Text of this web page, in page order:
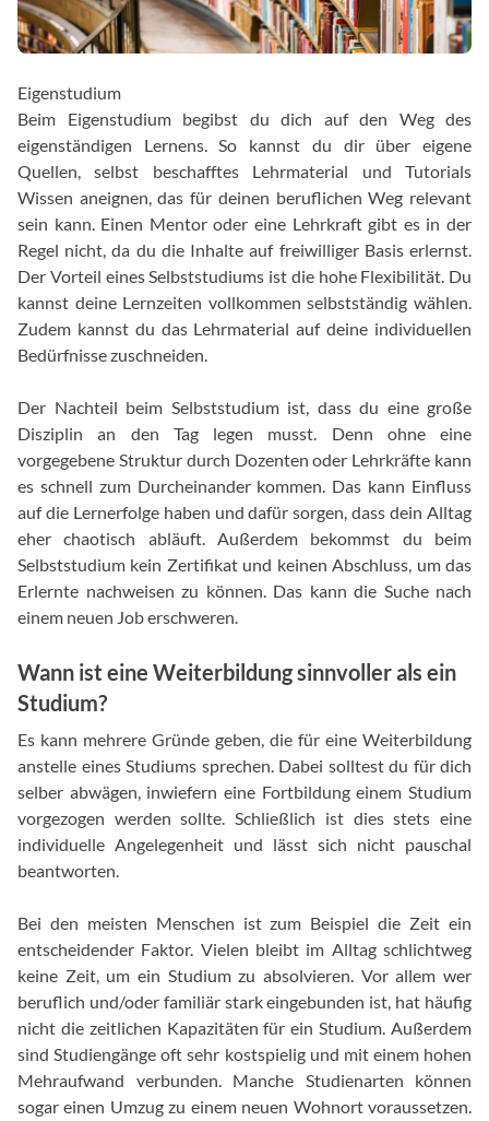
Eigenstudium
Beim Eigenstudium begibst du dich auf den Weg des
eigenständigen Lernens. So kannst du dir über eigene
Quellen, selbst beschafftes Lehrmaterial und Tutorials
Wissen aneignen, das für deinen beruflichen Weg relevant
sein kann. Einen Mentor oder eine Lehrkraft gibt es in der
Regel nicht, da du die Inhalte auf freiwilliger Basis erlernst.
Der Vorteil eines Selbststudiums ist die hohe Flexibilität. Du
kannst deine Lernzeiten vollkommen selbstständig wählen.
Zudem kannst du das Lehrmaterial auf deine individuellen
Bedürfnisse zuschneiden.
Der Nachteil beim Selbststudium ist, dass du eine große
Disziplin an den Tag legen musst. Denn ohne eine
vorgegebene Struktur durch Dozenten oder Lehrkräfte kann
es schnell zum Durcheinander kommen. Das kann Einfluss
auf die Lernerfolge haben und dafür sorgen, dass dein Alltag
eher chaotisch abläuft. Außerdem bekommst du beim
Selbststudium kein Zertifikat und keinen Abschluss, um das
Erlernte nachweisen zu können. Das kann die Suche nach
einem neuen Job erschweren.
Wann ist eine Weiterbildung sinnvoller als ein
Studium?
Es kann mehrere Gründe geben, die für eine Weiterbildung
anstelle eines Studiums sprechen. Dabei solltest du für dich
selber abwägen, inwiefern eine Fortbildung einem Studium
vorgezogen werden sollte. Schließlich ist dies stets eine
individuelle Angelegenheit und lässt sich nicht pauschal
beantworten.
Bei den meisten Menschen ist zum Beispiel die Zeit ein
entscheidender Faktor. Vielen bleibt im Alltag schlichtweg
keine Zeit, um ein Studium zu absolvieren. Vor allem wer
beruflich und/oder familiär stark eingebunden ist, hat häufig
nicht die zeitlichen Kapazitäten für ein Studium. Außerdem
sind Studiengänge oft sehr kostspielig und mit einem hohen
Mehraufwand verbunden. Manche Studienarten können
sogar einen Umzug zu einem neuen Wohnort voraussetzen.